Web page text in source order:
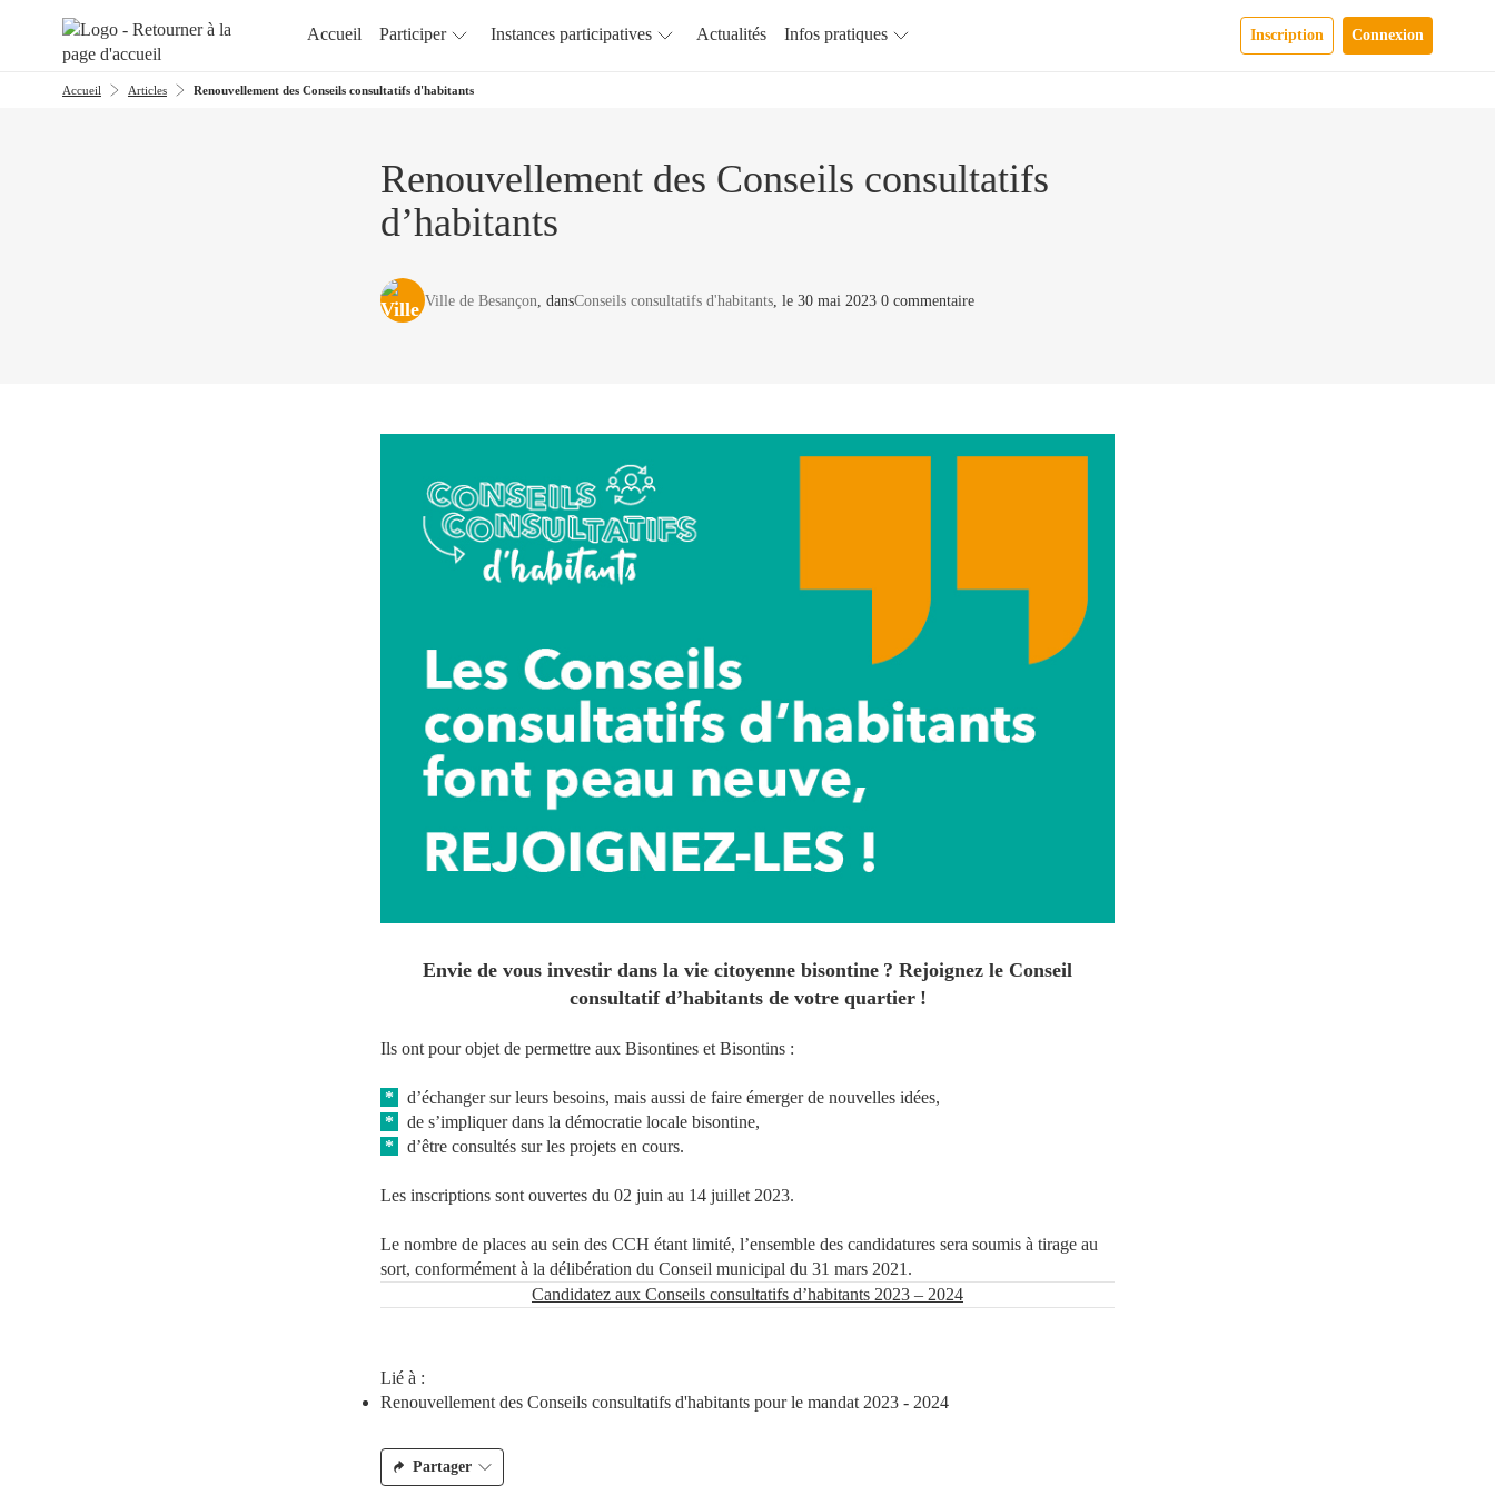
Aller au menu Aller au contenu
Accueil Participer Instances participatives Actualités Infos pratiques Inscription Connexion
Accueil Articles Renouvellement des Conseils consultatifs d'habitants
Renouvellement des Conseils consultatifs
d’habitants
Ville de Besançon , dansConseils consultatifs d'habitants , le 30 mai 2023 0 commentaire
Envie de vous investir dans la vie citoyenne bisontine ? Rejoignez le Conseil
consultatif d’habitants de votre quartier !
Ils ont pour objet de permettre aux Bisontines et Bisontins :
*
d’échanger sur leurs besoins, mais aussi de faire émerger de nouvelles idées,
*
de s’impliquer dans la démocratie locale bisontine,
*
d’être consultés sur les projets en cours.
Les inscriptions sont ouvertes du 02 juin au 14 juillet 2023.
Le nombre de places au sein des CCH étant limité, l’ensemble des candidatures sera soumis à tirage au
sort, conformément à la délibération du Conseil municipal du 31 mars 2021.
Candidatez aux Conseils consultatifs d’habitants 2023 – 2024
Lié à :
Renouvellement des Conseils consultatifs d'habitants pour le mandat 2023 - 2024
Partager